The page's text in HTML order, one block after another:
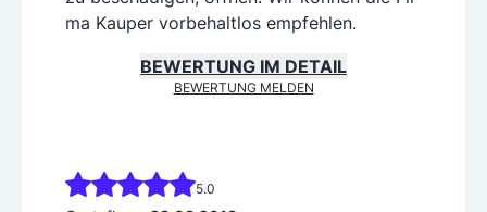
ma Kauper vorbehaltlos empfehlen.
BEWERTUNG IM DETAIL
BEWERTUNG MELDEN
5.0